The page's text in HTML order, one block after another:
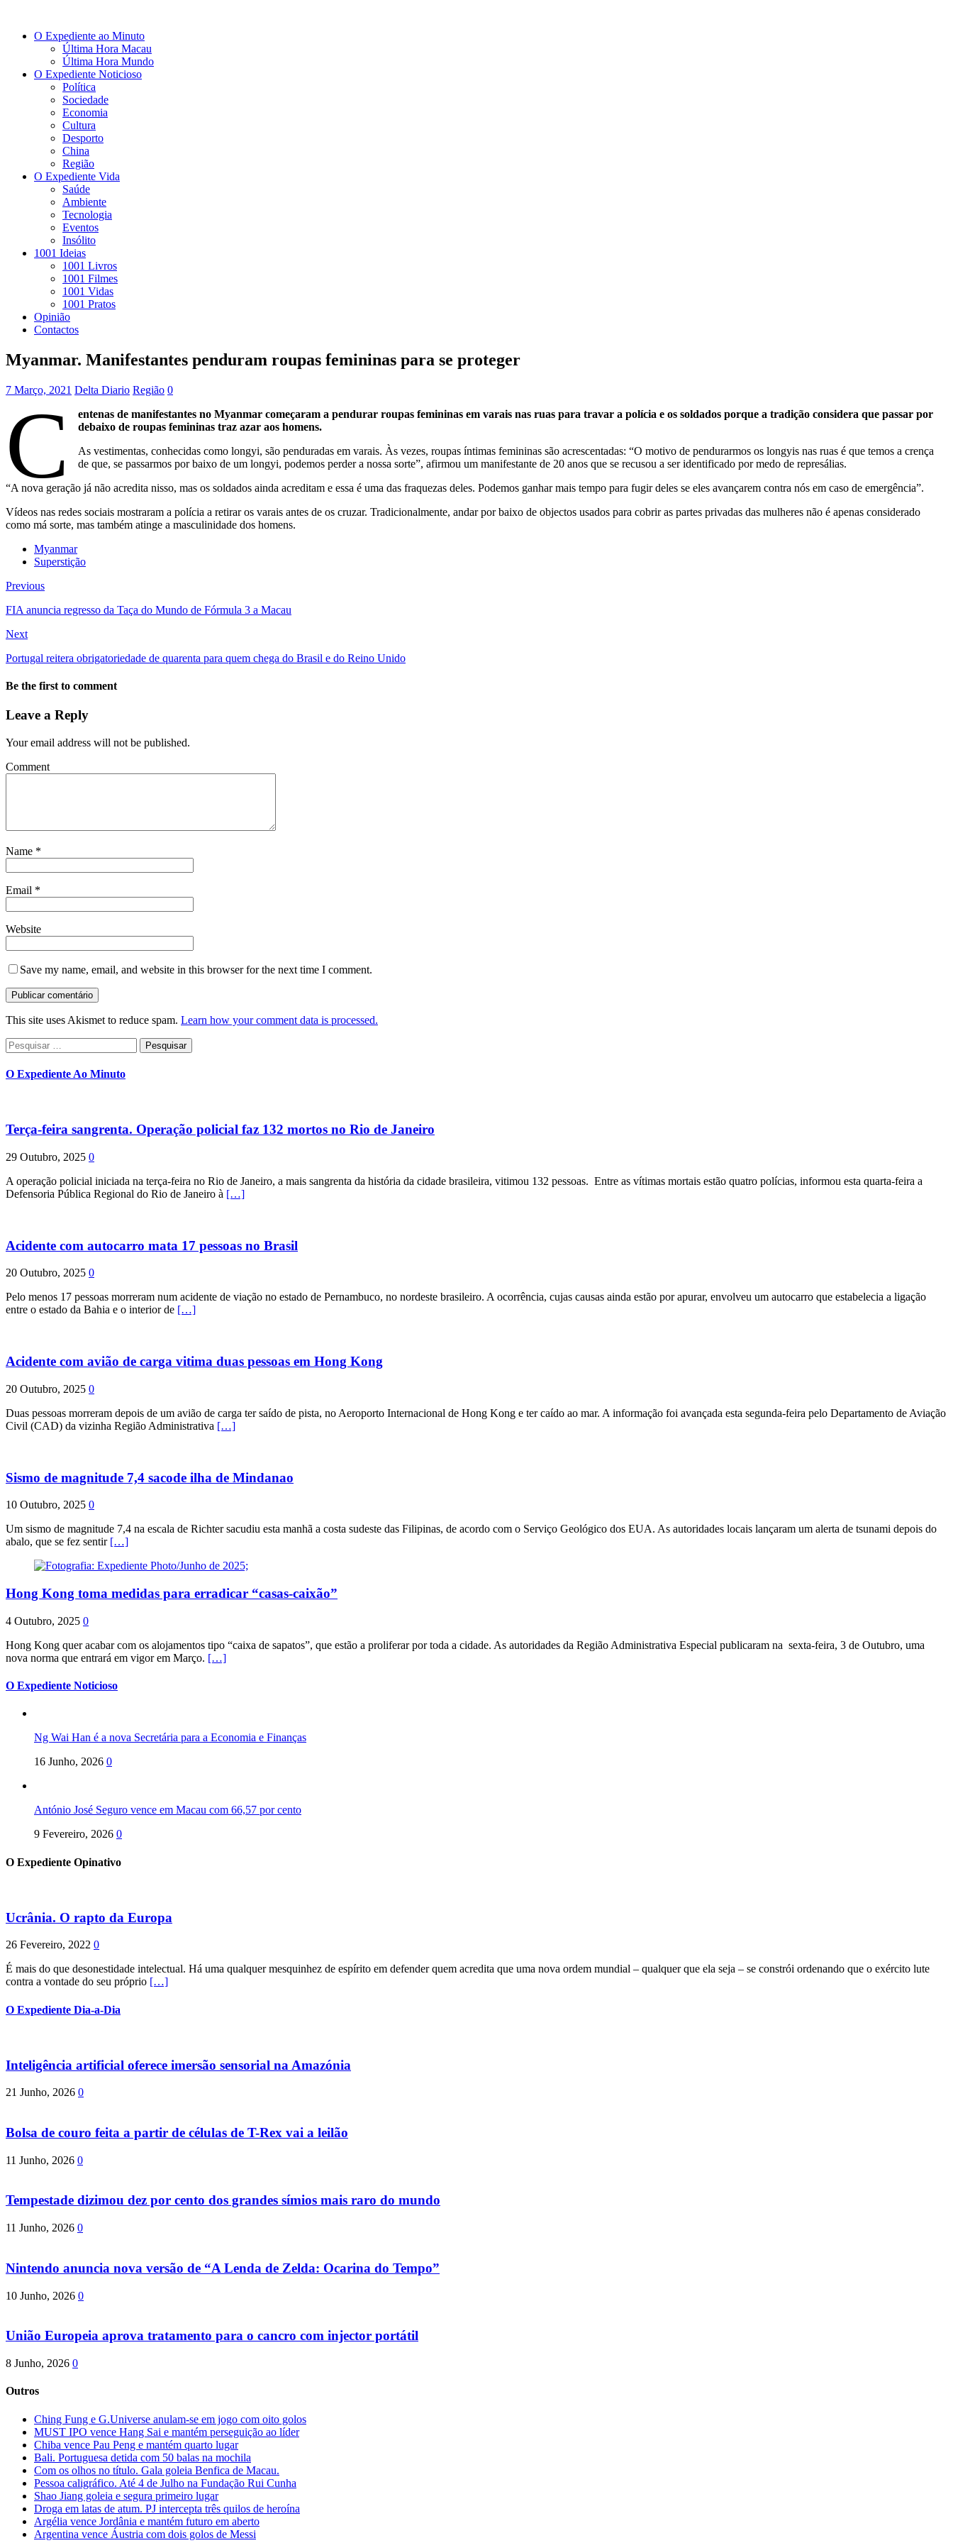
O Expediente ao Minuto
Última Hora Macau
Última Hora Mundo
O Expediente Noticioso
Política
Sociedade
Economia
Cultura
Desporto
China
Região
O Expediente Vida
Saúde
Ambiente
Tecnologia
Eventos
Insólito
1001 Ideias
1001 Livros
1001 Filmes
1001 Vidas
1001 Pratos
Opinião
Contactos
Myanmar. Manifestantes penduram roupas femininas para se proteger
7 Março, 2021 Delta Diario Região 0
C
entenas de manifestantes no Myanmar começaram a pendurar roupas femininas em varais nas ruas para travar a polícia e os soldados porque a tradição considera que passar por
debaixo de roupas femininas traz azar aos homens.
As vestimentas, conhecidas como longyi, são penduradas em varais. Às vezes, roupas íntimas femininas são acrescentadas: “O motivo de pendurarmos os longyis nas ruas é que temos a crença
de que, se passarmos por baixo de um longyi, podemos perder a nossa sorte”, afirmou um manifestante de 20 anos que se recusou a ser identificado por medo de represálias.
“A nova geração já não acredita nisso, mas os soldados ainda acreditam e essa é uma das fraquezas deles. Podemos ganhar mais tempo para fugir deles se eles avançarem contra nós em caso de emergência”.
Vídeos nas redes sociais mostraram a polícia a retirar os varais antes de os cruzar. Tradicionalmente, andar por baixo de objectos usados para cobrir as partes privadas das mulheres não é apenas considerado
como má sorte, mas também atinge a masculinidade dos homens.
Myanmar
Superstição
Previous
FIA anuncia regresso da Taça do Mundo de Fórmula 3 a Macau
Next
Portugal reitera obrigatoriedade de quarenta para quem chega do Brasil e do Reino Unido
Be the first to comment
Leave a Reply
Your email address will not be published.
Comment
Name *
Email *
Website
Save my name, email, and website in this browser for the next time I comment.
This site uses Akismet to reduce spam. Learn how your comment data is processed.
Pesquisar
por:
O Expediente Ao Minuto
Terça-feira sangrenta. Operação policial faz 132 mortos no Rio de Janeiro
29 Outubro, 2025 0
A operação policial iniciada na terça-feira no Rio de Janeiro, a mais sangrenta da história da cidade brasileira, vitimou 132 pessoas. Entre as vítimas mortais estão quatro polícias, informou esta quarta-feira a
Defensoria Pública Regional do Rio de Janeiro à […]
Acidente com autocarro mata 17 pessoas no Brasil
20 Outubro, 2025 0
Pelo menos 17 pessoas morreram num acidente de viação no estado de Pernambuco, no nordeste brasileiro. A ocorrência, cujas causas ainda estão por apurar, envolveu um autocarro que estabelecia a ligação
entre o estado da Bahia e o interior de […]
Acidente com avião de carga vitima duas pessoas em Hong Kong
20 Outubro, 2025 0
Duas pessoas morreram depois de um avião de carga ter saído de pista, no Aeroporto Internacional de Hong Kong e ter caído ao mar. A informação foi avançada esta segunda-feira pelo Departamento de Aviação
Civil (CAD) da vizinha Região Administrativa […]
Sismo de magnitude 7,4 sacode ilha de Mindanao
10 Outubro, 2025 0
Um sismo de magnitude 7,4 na escala de Richter sacudiu esta manhã a costa sudeste das Filipinas, de acordo com o Serviço Geológico dos EUA. As autoridades locais lançaram um alerta de tsunami depois do
abalo, que se fez sentir […]
Hong Kong toma medidas para erradicar “casas-caixão”
4 Outubro, 2025 0
Hong Kong quer acabar com os alojamentos tipo “caixa de sapatos”, que estão a proliferar por toda a cidade. As autoridades da Região Administrativa Especial publicaram na sexta-feira, 3 de Outubro, uma
nova norma que entrará em vigor em Março. […]
O Expediente Noticioso
Ng Wai Han é a nova Secretária para a Economia e Finanças
16 Junho, 2026 0
António José Seguro vence em Macau com 66,57 por cento
9 Fevereiro, 2026 0
O Expediente Opinativo
Ucrânia. O rapto da Europa
26 Fevereiro, 2022 0
É mais do que desonestidade intelectual. Há uma qualquer mesquinhez de espírito em defender quem acredita que uma nova ordem mundial – qualquer que ela seja – se constrói ordenando que o exército lute
contra a vontade do seu próprio […]
O Expediente Dia-a-Dia
Inteligência artificial oferece imersão sensorial na Amazónia
21 Junho, 2026 0
Bolsa de couro feita a partir de células de T-Rex vai a leilão
11 Junho, 2026 0
Tempestade dizimou dez por cento dos grandes símios mais raro do mundo
11 Junho, 2026 0
Nintendo anuncia nova versão de “A Lenda de Zelda: Ocarina do Tempo”
10 Junho, 2026 0
União Europeia aprova tratamento para o cancro com injector portátil
8 Junho, 2026 0
Outros
Ching Fung e G.Universe anulam-se em jogo com oito golos
MUST IPO vence Hang Sai e mantém perseguição ao líder
Chiba vence Pau Peng e mantém quarto lugar
Bali. Portuguesa detida com 50 balas na mochila
Com os olhos no título. Gala goleia Benfica de Macau.
Pessoa caligráfico. Até 4 de Julho na Fundação Rui Cunha
Shao Jiang goleia e segura primeiro lugar
Droga em latas de atum. PJ intercepta três quilos de heroína
Argélia vence Jordânia e mantém futuro em aberto
Argentina vence Áustria com dois golos de Messi